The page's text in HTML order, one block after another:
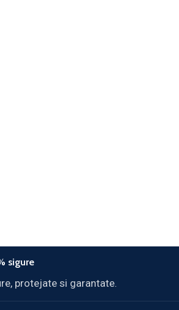
sigure
protejate si garantate.